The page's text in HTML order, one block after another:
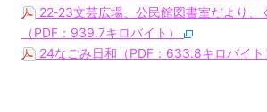
22‐23文芸広場、公民館図書室だより、
（PDF：939.7キロバイト）
24なごみ日和（PDF：633.8キロバイト